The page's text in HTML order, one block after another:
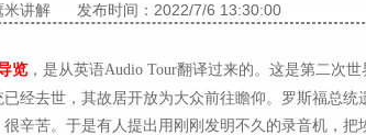
米讲解 发布时间：2022/7/6 13:30:00
览 ，是从英语Audio Tour翻译过来的。这是第二次
已经去世，其故居开放为大众前往瞻仰。罗斯福总
很辛苦。于是有人提出用刚刚发明不久的录音机，